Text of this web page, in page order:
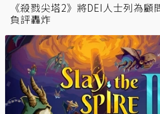
《殺戮尖塔2》將DEI人士列為顧
負評轟炸